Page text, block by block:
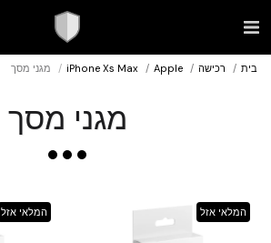
בית רכישה Apple
iPhone Xs Max מגני מסך
מגני מסך
המלאי אזל המלאי אזל